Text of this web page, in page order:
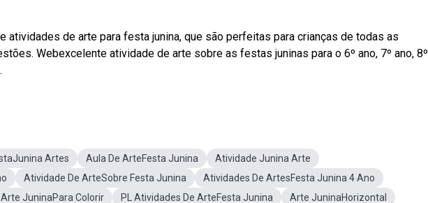
atividades de arte para festa junina, que são perfeitas para crianças de todas as
Webexcelente atividade de arte sobre as festas juninas para o 6º ano, 7º ano, 8º
Artes Aula De ArteFesta Junina
Atividade Junina Arte
Atividade De ArteSobre Festa Junina
Atividades De ArtesFesta Junina 4 Ano
Arte JuninaPara Colorir PL Atividades De ArteFesta Junina
Arte JuninaHorizontal